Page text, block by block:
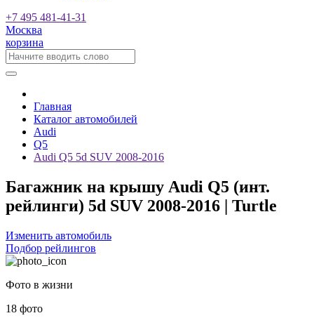
+7 495 481-41-31
Москва
корзина
Главная
Каталог автомобилей
Audi
Q5
Audi Q5 5d SUV 2008-2016
Багажник на крышу Audi Q5 (инт.
рейлинги) 5d SUV 2008-2016 | Turtle
Изменить автомобиль
Подбор рейлингов
Фото в жизни
18 фото